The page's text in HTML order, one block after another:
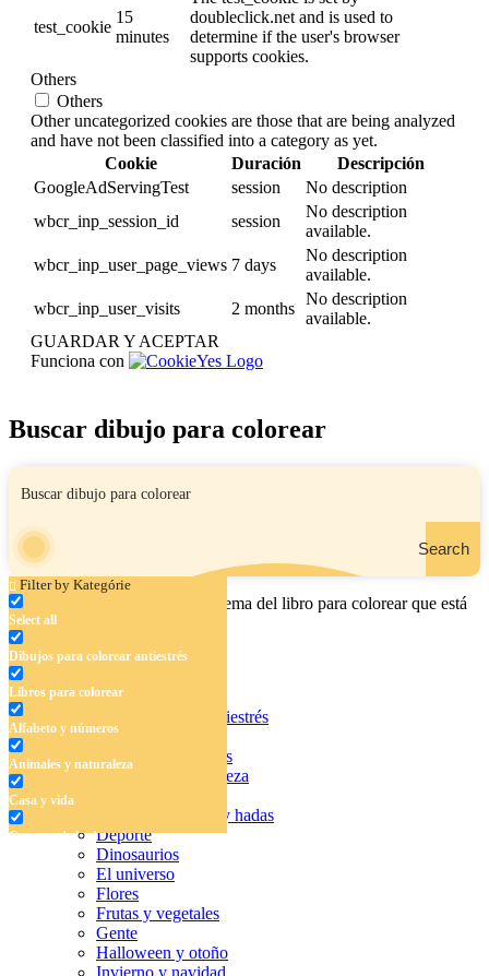
test_cookie
15
minutes
doubleclick.net and is used to
determine if the user's browser
supports cookies.
Others
Others
Other uncategorized cookies are those that are being analyzed
and have not been classified into a category as yet.
Cookie
Duración
Descripción
GoogleAdServingTest
session
No description
wbcr_inp_session_id
session
No description
available.
wbcr_inp_user_page_views 7 days
No description
available.
wbcr_inp_user_visits
2 months
No description
available.
GUARDAR Y ACEPTAR
Funciona con
Buscar dibujo para colorear
Search
Filter by Kategórie
Select all
Dibujos para colorear antiestrés
Libros para colorear
Alfabeto y números
Animales y naturaleza
Casa y vida
Cuentos de hadas y hadas
Ingrese el nombre, el área o el tema del libro para colorear que está
buscando.
Dibujos para colorear antiestrés
Libros para colorear
Alfabeto y números
Animales y naturaleza
Cuentos de hadas y hadas
Deporte
Dinosaurios
El universo
Flores
Frutas y vegetales
Gente
Halloween y otoño
Invierno y navidad